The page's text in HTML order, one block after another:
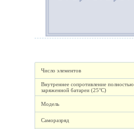
Число элементов
Внутреннее сопротивление полностью
заряженной батареи (25°C)
Модель
Саморазряд